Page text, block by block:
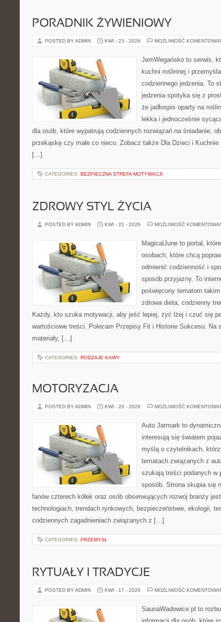
PORADNIK ŻYWIENIOWY
POSTED BY ADMIN KWI - 23 - 2026 MOŻLIWOŚĆ
JemWegańsko to serwis,
kuchni roślinnej i
codziennego jedzenia. To
jedzenia spotyka się z
że jadłospis oparty na
lekka i jednocześnie
dla osób, które wypatrują codziennych rozwiązań na śniadanie,
przekąskę czy małe co nieco. Zobacz także Dla Dzieci i
[…]
CATEGORIES: BEZPIECZNA STREFA MOTYWACJI
ZDROWY STYL ŻYCIA
POSTED BY ADMIN KWI - 21 - 2026 MOŻLIWOŚĆ
MagicalJune to portal,
osobach, które chcą
odmienić codzienność i
sposób przyjazny. To
poświęcony tematom
zdrowa dieta, codzienny
Każdy, kto szuka motywacji, aby jeść lepiej, żyć lżej i czuć się
wartościowe treści. Polecam Przepisy Fit i Historie Sukcesu. Na
materiały, […]
CATEGORIES: RODZAJE KAWY
MOTORYZACJA
POSTED BY ADMIN KWI - 20 - 2026 MOŻLIWOŚĆ
Auto Jarmark to
interesują się światem
myślą o czytelnikach,
tematach związanych z
szukają treści podanych w
sposób. Strona skupia się
fanów czterech kółek oraz osób obserwujących rozwój branży
technologiach, trendach rynkowych, bezpieczeństwie, ekologii,
codziennych zagadnieniach związanych z […]
CATEGORIES: PRZEMYSŁ
RYTUAŁY I TRADYCJE
POSTED BY ADMIN KWI - 17 - 2026 MOŻLIWOŚĆ
SaunaWadowice.pl to